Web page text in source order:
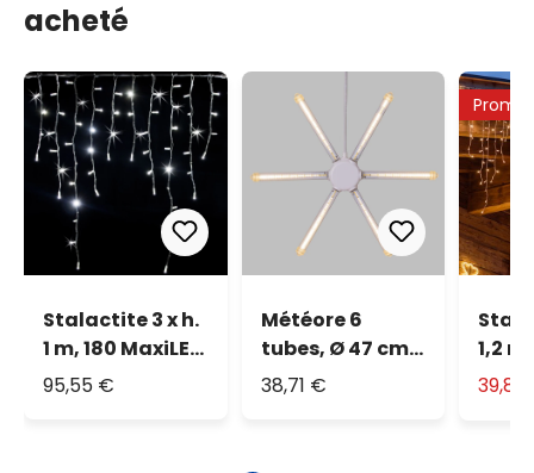
acheté
Stalactite 3 x h.
1 m, 180 MaxiLED
blanc, IP67
95,55 €
Météore 6
tubes, Ø 47 cm,
324 SMD Led
38,71 €
Promo
1,2